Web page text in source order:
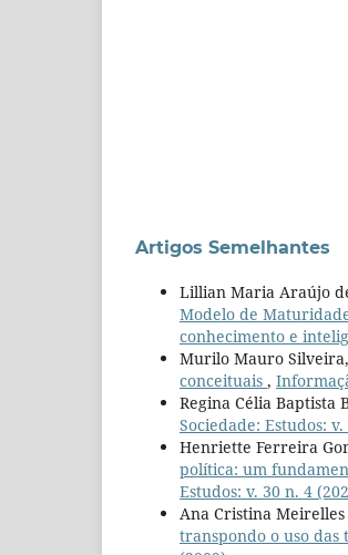
Artigos Semelhantes
Lillian Maria Araújo
Modelo de
conhecimento e
Murilo Mauro
conceituais ,
Regina Célia Baptista
Sociedade: Estudos:
Henriette Ferreira
política: um
Estudos: v. 30 n. 4
Ana Cristina Meirelles
transpondo o uso das